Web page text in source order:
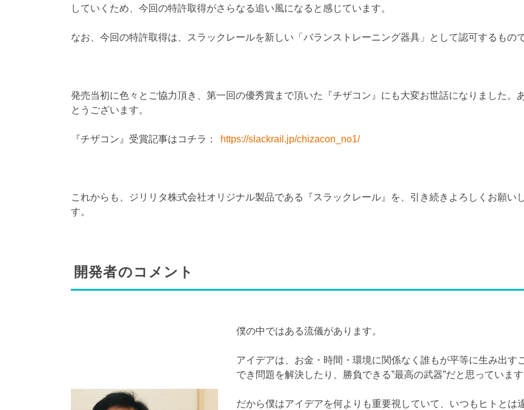
していくため、今回の特許取得がさらなる追い風になると感じています。
なお、今回の特許取得は、スラックレールを新しい「バランストレーニング器具」として認可するもので
発売当初に色々とご協力頂き、第一回の優秀賞まで頂いた『チザコン』にも大変お世話になりました。
とうございます。
『チザコン』受賞記事はコチラ： https://slackrail.jp/chizacon_no1/
これからも、ジリリタ株式会社オリジナル製品である『スラックレール』を、引き続きよろしくお願い
す。
開発者のコメント
僕の中ではある流儀があります。
アイデアは、お金・時間・環境に関係なく誰もが平等に生み出す
でき問題を解決したり、勝負できる”最高の武器”だと思っています
だから僕はアイデアを何よりも重要視していて、いつもヒトとは